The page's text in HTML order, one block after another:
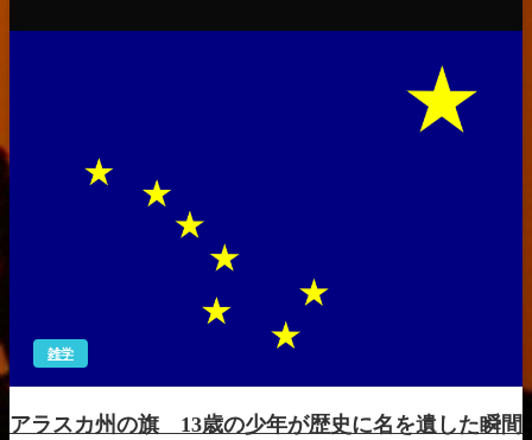
雑学
アラスカ州の旗 13歳の少年が歴史に名を遺した瞬間